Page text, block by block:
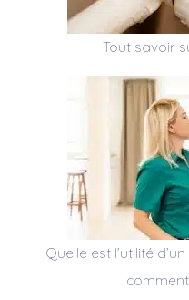
Tout savoir
Quelle est l’utilité
comment